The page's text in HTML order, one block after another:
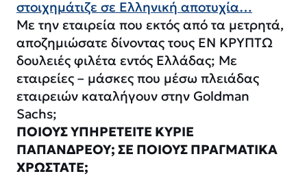
στοιχημάτιζε σε Ελληνική αποτυχία…
Με την εταιρεία που εκτός από τα μετρητά,
αποζημιώσατε δίνοντας τους ΕΝ ΚΡΥΠΤΩ
δουλειές φιλέτα εντός Ελλάδας; Με
εταιρείες – μάσκες που μέσω πλειάδας
εταιρειών καταλήγουν στην Goldman
Sachs;
ΠΟΙΟΥΣ ΥΠΗΡΕΤΕΙΤΕ ΚΥΡΙΕ
ΠΑΠΑΝΔΡΕΟΥ; ΣΕ ΠΟΙΟΥΣ ΠΡΑΓΜΑΤΙΚΑ
ΧΡΩΣΤΑΤΕ;